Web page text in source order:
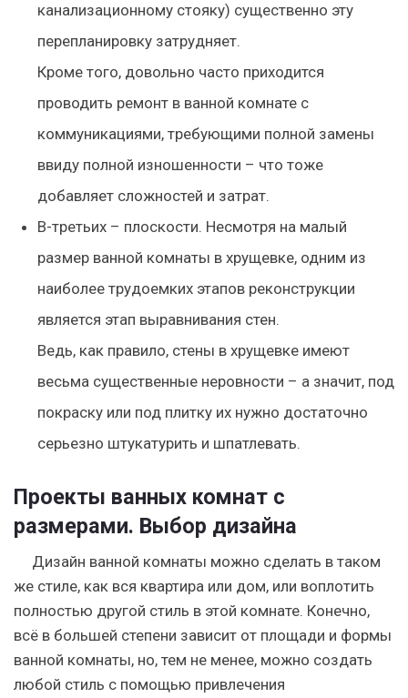
канализационному стояку) существенно эту
перепланировку затрудняет.
Кроме того, довольно часто приходится
проводить ремонт в ванной комнате с
коммуникациями, требующими полной замены
ввиду полной изношенности – что тоже
добавляет сложностей и затрат.
В-третьих – плоскости. Несмотря на малый
размер ванной комнаты в хрущевке, одним из
наиболее трудоемких этапов реконструкции
является этап выравнивания стен.
Ведь, как правило, стены в хрущевке имеют
весьма существенные неровности – а значит, под
покраску или под плитку их нужно достаточно
серьезно штукатурить и шпатлевать.
Проекты ванных комнат с
размерами. Выбор дизайна
Дизайн ванной комнаты можно сделать в таком
же стиле, как вся квартира или дом, или воплотить
полностью другой стиль в этой комнате. Конечно,
всё в большей степени зависит от площади и формы
ванной комнаты, но, тем не менее, можно создать
любой стиль с помощью привлечения